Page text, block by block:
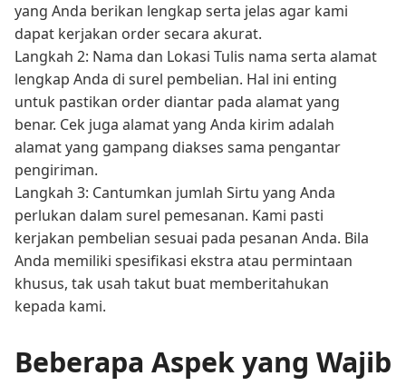
yang Anda berikan lengkap serta jelas agar kami
dapat kerjakan order secara akurat.
Langkah 2: Nama dan Lokasi Tulis nama serta alamat
lengkap Anda di surel pembelian. Hal ini enting
untuk pastikan order diantar pada alamat yang
benar. Cek juga alamat yang Anda kirim adalah
alamat yang gampang diakses sama pengantar
pengiriman.
Langkah 3: Cantumkan jumlah Sirtu yang Anda
perlukan dalam surel pemesanan. Kami pasti
kerjakan pembelian sesuai pada pesanan Anda. Bila
Anda memiliki spesifikasi ekstra atau permintaan
khusus, tak usah takut buat memberitahukan
kepada kami.
Beberapa Aspek yang Wajib